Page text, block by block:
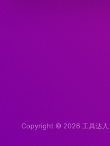
Copyright © 2026 工具达人